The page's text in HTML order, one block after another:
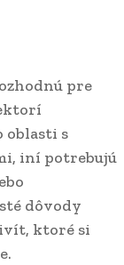
pre
oblasti s
iní potrebujú
dôvody
ktoré si